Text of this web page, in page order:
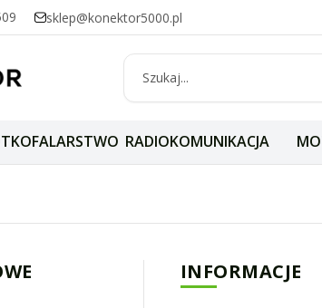
sklep@konektor5000.pl
RADIOKOMUNIKACJA
SKYSCAN
INFORMACJE